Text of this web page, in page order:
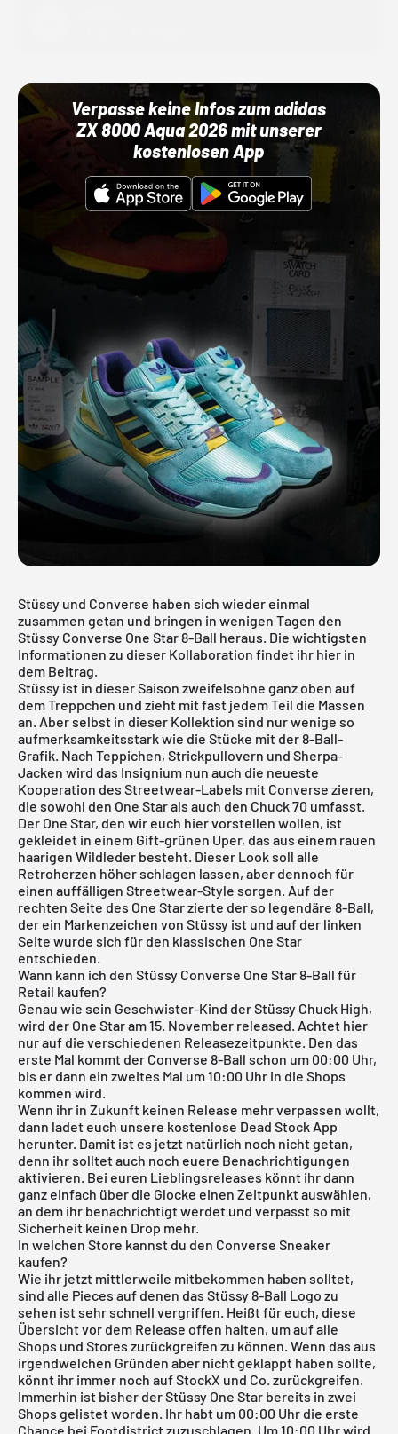
Verpasse keine Infos zum adidas
ZX 8000 Aqua 2026 mit unserer
kostenlosen App
Stüssy und Converse haben sich wieder einmal
zusammen getan und bringen in wenigen Tagen den
Stüssy Converse One Star 8-Ball heraus. Die wichtigsten
Informationen zu dieser Kollaboration findet ihr hier in
dem Beitrag.
Stüssy ist in dieser Saison zweifelsohne ganz oben auf
dem Treppchen und zieht mit fast jedem Teil die Massen
an. Aber selbst in dieser Kollektion sind nur wenige so
aufmerksamkeitsstark wie die Stücke mit der 8-Ball-
Grafik. Nach Teppichen, Strickpullovern und Sherpa-
Jacken wird das Insignium nun auch die neueste
Kooperation des Streetwear-Labels mit Converse zieren,
die sowohl den One Star als auch den Chuck 70 umfasst.
Der One Star, den wir euch hier vorstellen wollen, ist
gekleidet in einem Gift-grünen Uper, das aus einem rauen
haarigen Wildleder besteht. Dieser Look soll alle
Retroherzen höher schlagen lassen, aber dennoch für
einen auffälligen Streetwear-Style sorgen. Auf der
rechten Seite des One Star zierte der so legendäre 8-Ball,
der ein Markenzeichen von Stüssy ist und auf der linken
Seite wurde sich für den klassischen One Star
entschieden.
Wann kann ich den Stüssy Converse One Star 8-Ball für
Retail kaufen?
Genau wie sein Geschwister-Kind derStüssy Chuck High,
wird der One Star am 15. November released. Achtet hier
nur auf die verschiedenen Releasezeitpunkte. Den das
erste Mal kommt der Converse 8-Ball schon um 00:00 Uhr,
bis er dann ein zweites Mal um 10:00 Uhr in die Shops
kommen wird.
Wenn ihr in Zukunft keinen Release mehr verpassen wollt,
dann ladet euch unsere kostenlose Dead Stock App
herunter. Damit ist es jetzt natürlich noch nicht getan,
denn ihr solltet auch noch euere Benachrichtigungen
aktivieren. Bei euren Lieblingsreleases könnt ihr dann
ganz einfach über die Glocke einen Zeitpunkt auswählen,
an dem ihr benachrichtigt werdet und verpasst so mit
Sicherheit keinen Drop mehr.
In welchen Store kannst du den Converse Sneaker
kaufen?
Wie ihr jetzt mittlerweile mitbekommen haben solltet,
sind alle Pieces auf denen das Stüssy 8-Ball Logo zu
sehen ist sehr schnell vergriffen. Heißt für euch, diese
Übersicht vor dem Release offen halten, um auf alle
Shops und Stores zurückgreifen zu können. Wenn das aus
irgendwelchen Gründen aber nicht geklappt haben sollte,
könnt ihr immer noch aufStockX und Co. zurückgreifen.
Immerhin ist bisher der Stüssy One Star bereits in zwei
Shops gelistet worden. Ihr habt um 00:00 Uhr die erste
Chance bei Footdistrict zuzuschlagen. Um 10:00 Uhr wird